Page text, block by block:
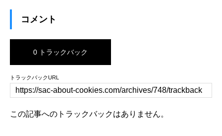
コメント
0 トラックバック
トラックバックURL
この記事へのトラックバックはありません。